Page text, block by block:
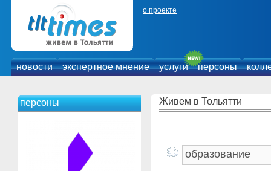
о проекте
новости экспертное мнение услуги персоны
персоны Живем в Тольятти